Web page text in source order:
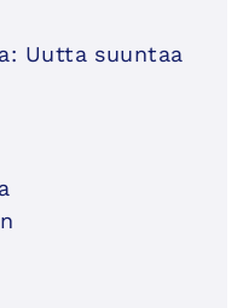
Uutta suuntaa